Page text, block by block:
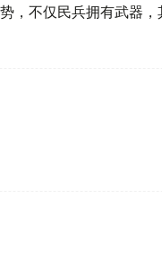
，不仅民兵拥有武器